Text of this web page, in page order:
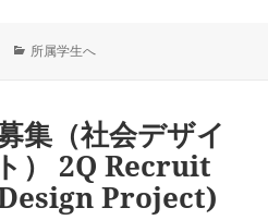
カ
ー
所属学生へ
集（社会デザイ
） 2Q Recruit
Project)